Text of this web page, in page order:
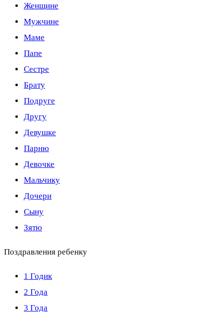
Женщине
Мужчине
Маме
Папе
Сестре
Брату
Подруге
Другу
Девушке
Парню
Девочке
Мальчику
Дочери
Сыну
Зятю
Поздравления ребенку
1 Годик
2 Года
3 Года